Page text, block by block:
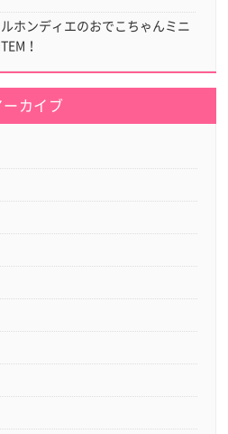
ホンディエのおでこちゃんミニ
！
ーカイブ